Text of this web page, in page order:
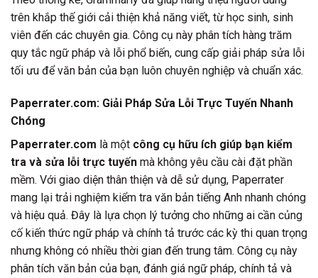
trên khắp thế giới cải thiện khả năng viết, từ học sinh, sinh
viên đến các chuyên gia. Công cụ này phân tích hàng trăm
quy tắc ngữ pháp và lỗi phổ biến, cung cấp giải pháp sửa lỗi
tối ưu để văn bản của bạn luôn chuyên nghiệp và chuẩn xác.
Paperrater.com: Giải Pháp Sửa Lỗi Trực Tuyến Nhanh
Chóng
Paperrater.com là một công cụ hữu ích giúp bạn kiểm
tra và sửa lỗi trực tuyến mà không yêu cầu cài đặt phần
mềm. Với giao diện thân thiện và dễ sử dụng, Paperrater
mang lại trải nghiệm kiểm tra văn bản tiếng Anh nhanh chóng
và hiệu quả. Đây là lựa chọn lý tưởng cho những ai cần củng
cố kiến thức ngữ pháp và chính tả trước các kỳ thi quan trọng
nhưng không có nhiều thời gian đến trung tâm. Công cụ này
phân tích văn bản của bạn, đánh giá ngữ pháp, chính tả và